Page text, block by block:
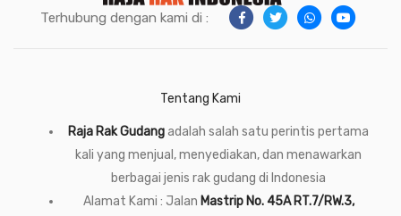
Terhubung dengan kami di :
Tentang Kami
Raja Rak Gudangadalah salah satu perintis pertama
kali yang menjual, menyediakan, dan menawarkan
berbagai jenis rak gudang di Indonesia
Alamat Kami : Jalan Mastrip No. 45A RT.7/RW.3,